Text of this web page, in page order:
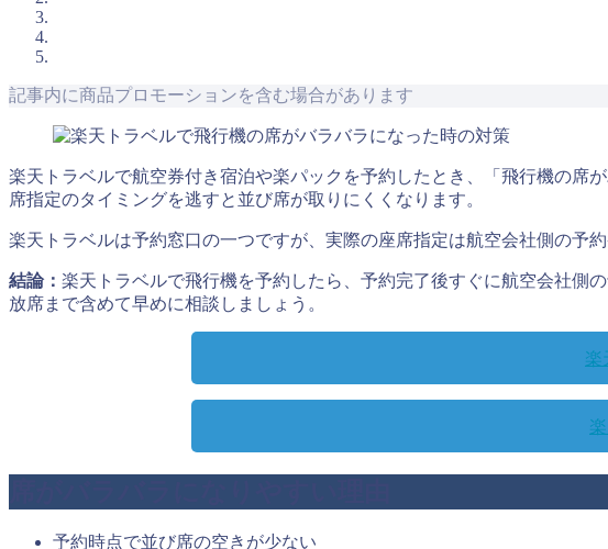
記事内に商品プロモーションを含む場合があります
楽天トラベルで航空券付き宿泊や楽パックを予約したとき、「飛行機の席
席指定のタイミングを逃すと並び席が取りにくくなります。
楽天トラベルは予約窓口の一つですが、実際の座席指定は航空会社側の予
結論： 楽天トラベルで飛行機を予約したら、予約完了後すぐに航空会社側
放席まで含めて早めに相談しましょう。
楽
予約時点で並び席の空きが少ない